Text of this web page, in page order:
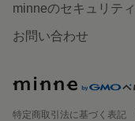
minneのセキュリティ
お問い合わせ
特定商取引法に基づく表記